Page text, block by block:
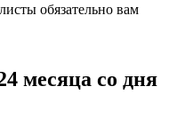
обязательно вам
месяца со дня